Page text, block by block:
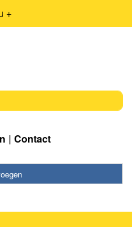
+
Contact